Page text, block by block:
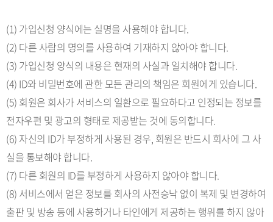
(1) 가입신청 양식에는 실명을 사용해야 합니다.
(2) 다른 사람의 명의를 사용하여 기재하지 않아야 합니다.
(3) 가입신청 양식의 내용은 현재의 사실과 일치해야 합니다.
(4) ID와 비밀번호에 관한 모든 관리의 책임은 회원에게 있습니다.
(5) 회원은 회사가 서비스의 일환으로 필요하다고 인정되는 정보를
전자우편 및 광고의 형태로 제공받는 것에 동의합니다.
(6) 자신의 ID가 부정하게 사용된 경우, 회원은 반드시 회사에 그 사
실을 통보해야 합니다.
(7) 다른 회원의 ID를 부정하게 사용하지 않아야 합니다.
(8) 서비스에서 얻은 정보를 회사의 사전승낙 없이 복제 및 변경하여
출판 및 방송 등에 사용하거나 타인에게 제공하는 행위를 하지 않아